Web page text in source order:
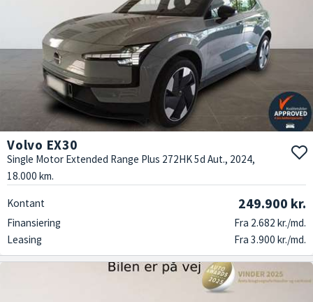
Volvo EX30
Single Motor Extended Range Plus 272HK 5d Aut., 2024,
18.000 km.
Kontant 249.900 kr.
Finansiering
Fra 2.682 kr./md.
Leasing
Fra 3.900 kr./md.